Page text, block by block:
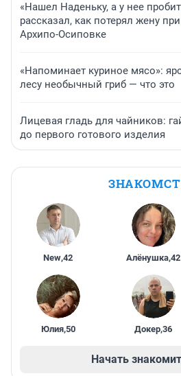
«Нашел Наденьку, а у нее
рассказал, как потерял жену
Архипо-Осиповке
«Напоминает куриное мясо»:
лесу необычный гриб — что это
Лицевая гладь для чайников:
до первого готового изделия
New,42 Алёнушка,42
Юлия,50 Докер,36
Начать